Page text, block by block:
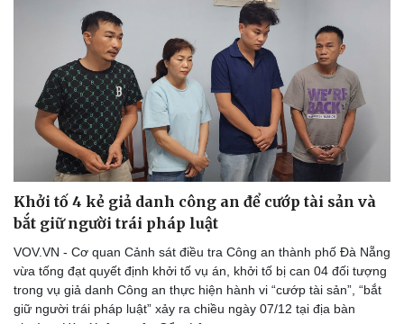
Thể thao
Bóng đá
Ô tô - Xe máy
Ô tô
Khởi tố 4 kẻ giả danh công an để cướp tài sản và
bắt giữ người trái pháp luật
VOV.VN - Cơ quan Cảnh sát điều tra Công an thành phố Đà Nẵng
vừa tống đạt quyết định khởi tố vụ án, khởi tố bị can 04 đối tượng
trong vụ giả danh Công an thực hiện hành vi “cướp tài sản”, “bắt
giữ người trái pháp luật” xảy ra chiều ngày 07/12 tại địa bàn